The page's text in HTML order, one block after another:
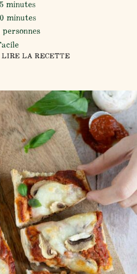
minutes
minutes
personnes
LIRE LA RECETTE